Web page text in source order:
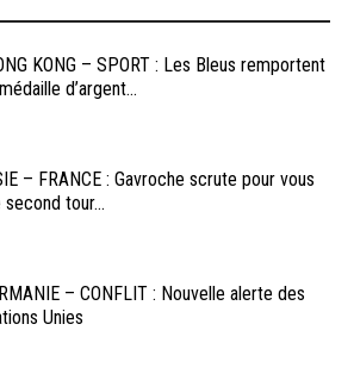
KONG – SPORT : Les Bleus remportent
d’argent...
– FRANCE : Gavroche scrute pour vous
second tour...
– CONFLIT : Nouvelle alerte des
Unies